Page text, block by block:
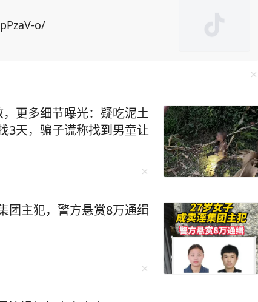
张口就是求他办事，所求之事还特别令人为难，不
多了，操的闲心多了，“委屈自己”的次数也就多
一个故事都是世间百态的缩影，细细品读绝对受益
只有这样的热闹，才能证明自己在世界上的存在价
中藏着生命的大智慧——“当热闹如潮水般退去，露
声音。学会孤独，不要追求表面的繁忙。 是的，
加一个并不喜欢的聚会，而自己却显得格格不入，
o/
更多细节曝光：疑吃泥土
3天，骗子谎称找到男童让
团主犯，警方悬赏8万通缉